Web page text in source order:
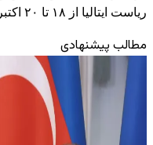
ریاست ایتالیا از ۱۸ تا ۲۰ اکتبر در ناپل برگزار خواهد شد.
مطالب پیشنهادی